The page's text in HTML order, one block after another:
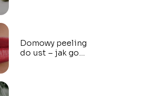
Domowy peeling
do ust – jak go